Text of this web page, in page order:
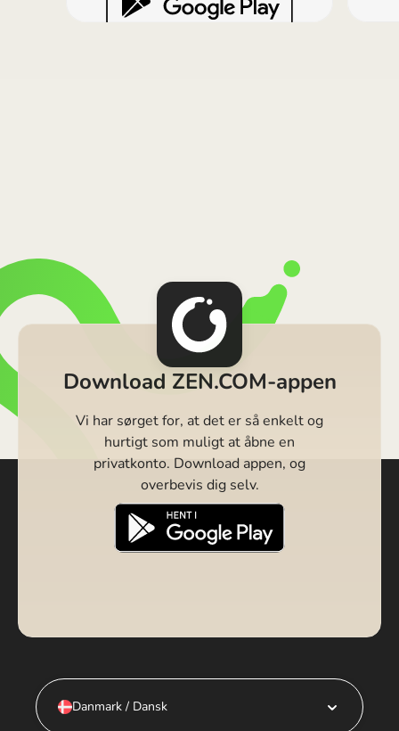
Download ZEN.COM-appen
Vi har sørget for, at det er så enkelt og
hurtigt som muligt at åbne en
privatkonto. Download appen, og
overbevis dig selv.
Danmark / Dansk